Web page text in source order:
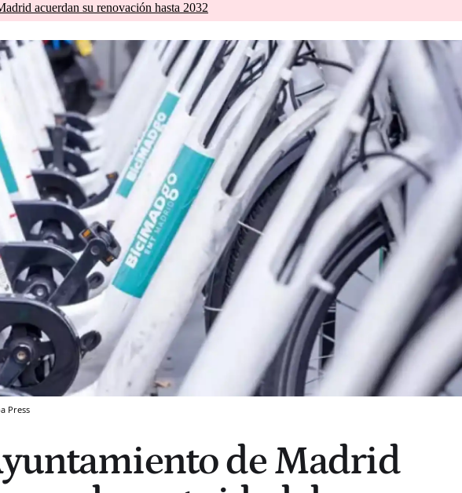
acuerdan su renovación hasta 2032
Press
de Madrid